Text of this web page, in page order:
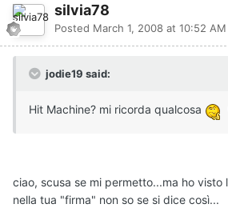
silvia78
Posted March 1, 2008 at 10:52 AM
jodie19 said:
Hit Machine? mi ricorda qualcosa
ciao, scusa se mi permetto...ma ho visto
nella tua "firma" non so se si dice così...